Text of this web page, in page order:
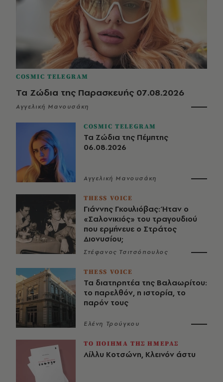
COSMIC TELEGRAM
Τα Ζώδια της Παρασκευής 07.08.2026
Αγγελική Μανουσάκη
COSMIC TELEGRAM
Τα Ζώδια της Πέμπτης
06.08.2026
Αγγελική Μανουσάκη
THESS VOICE
Γιάννης Γκουλιόβας: Ήταν ο
«Σαλονικιός» του τραγουδιού
που ερμήνευε ο Στράτος
Διονυσίου;
Στέφανος Τσιτσόπουλος
THESS VOICE
Τα διατηρητέα της Βαλαωρίτου:
το παρελθόν, η ιστορία, το
παρόν τους
Ελένη Τρούγκου
ΤΟ ΠΟΙΗΜΑ ΤΗΣ ΗΜΕΡΑΣ
Λίλλυ Κοτσώνη, Κλεινόν άστυ